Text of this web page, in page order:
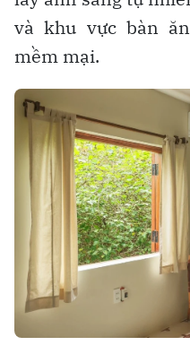
và khu vực bàn
mềm mại.